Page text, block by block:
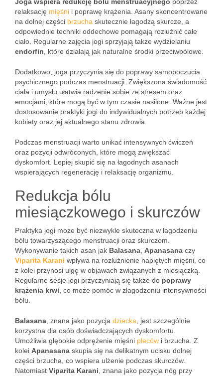
relaksację mięśni i poprawę krążenia. Asany skoncentrowane
na dolnej części brzucha skutecznie łagodzą skurcze, a
odpowiednie techniki oddechowe pomagają rozluźnić całe
ciało. Regularne zajęcia jogi sprzyjają także wydzielaniu
endorfin , które działają jak naturalne środki przeciwbólowe.
Dodatkowo, joga przyczynia się do poprawy samopoczucia
psychicznego podczas menstruacji. Zwiększona świadomość
ciała i umysłu ułatwia radzenie sobie ze stresem oraz
emocjami, które mogą być w tym czasie nasilone. Ważne jest
dostosowanie praktyki jogi do indywidualnych potrzeb każdej
kobiety oraz jej aktualnego stanu zdrowia.
Podczas menstruacji warto unikać intensywnych ćwiczeń
oraz pozycji odwróconych, które mogą zwiększać
dyskomfort. Lepiej skupić się na łagodnych asanach
wspierających regenerację i relaksację organizmu.
Redukcja bólu
miesiączkowego i skurczów
Praktyka jogi może być niezwykle skuteczna w łagodzeniu
bólu towarzyszącego menstruacji oraz skurczom.
Wykonywanie takich asan jak Balasana Apanasana czy
Viparita Karani wpływa na rozluźnienie napiętych mięśni, co
z kolei przynosi ulgę w objawach związanych z miesiączką.
Regularne sesje jogi przyczyniają się także do poprawy
krążenia krwi , co może pomóc w złagodzeniu intensywności
bólu.
Balasana , znana jako pozycja dziecka , jest szczególnie
korzystna dla osób doświadczających dyskomfortu.
Umożliwia głębokie odprężenie mięśni pleców i brzucha. Z
kolei Apanasana skupia się na delikatnym ucisku dolnej
części brzucha, co wspiera ulżenie podczas skurczów.
Natomiast Viparita Karani , znana jako pozycja nóg przy